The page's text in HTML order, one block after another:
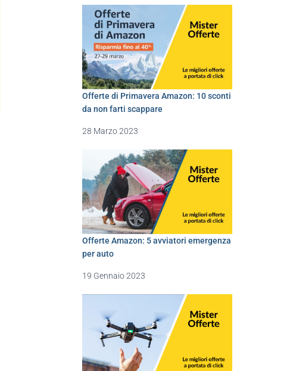
Offerte di Primavera Amazon: 10 sconti
da non farti scappare
28 Marzo 2023
Offerte Amazon: 5 avviatori emergenza
per auto
19 Gennaio 2023